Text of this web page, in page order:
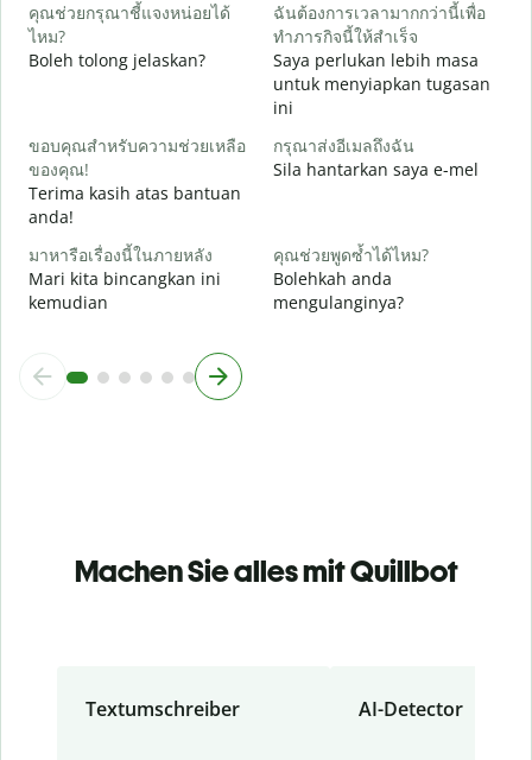
คุณช่วยกรุณาชี้แจงหน่อยได้
ไหม?
Boleh tolong jelaskan?
ฉันต้องการเวลามากกว่านี้เพื่อ
ทำภารกิจนี้ให้สำเร็จ
Saya perlukan lebih masa
untuk menyiapkan tugasan
ini
ขอบคุณสำหรับความช่วยเหลือ
ของคุณ!
Terima kasih atas bantuan
anda!
กรุณาส่งอีเมลถึงฉัน
Sila hantarkan saya e-mel
มาหารือเรื่องนี้ในภายหลัง
Mari kita bincangkan ini
kemudian
คุณช่วยพูดซ้ำได้ไหม?
Bolehkah anda
mengulanginya?
Machen Sie alles mit Quillbot
Textumschreiber AI-Detector